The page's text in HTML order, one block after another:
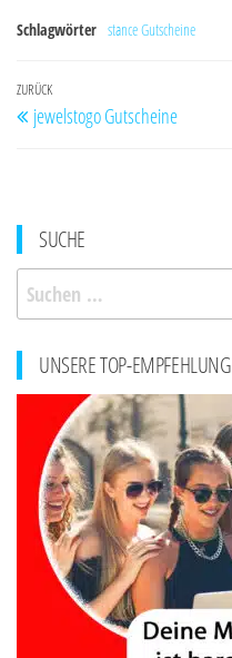
Schlagwörter stance Gutscheine
Beitragsnavigation
Vorheriger
Beitrag
ZURÜCK
jewelstogo Gutscheine
SUCHE
Suchen
nach:
UNSERE TOP-EMPFEHLUNG